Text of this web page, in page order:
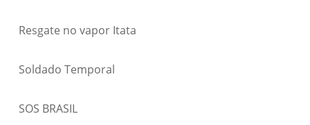
Resgate no vapor Itata
Soldado Temporal
SOS BRASIL